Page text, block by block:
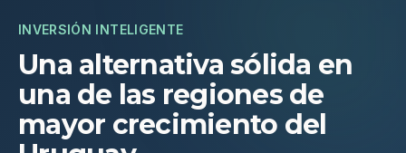
INVERSIÓN INTELIGENTE
Una alternativa sólida en
una de las regiones de
mayor crecimiento del